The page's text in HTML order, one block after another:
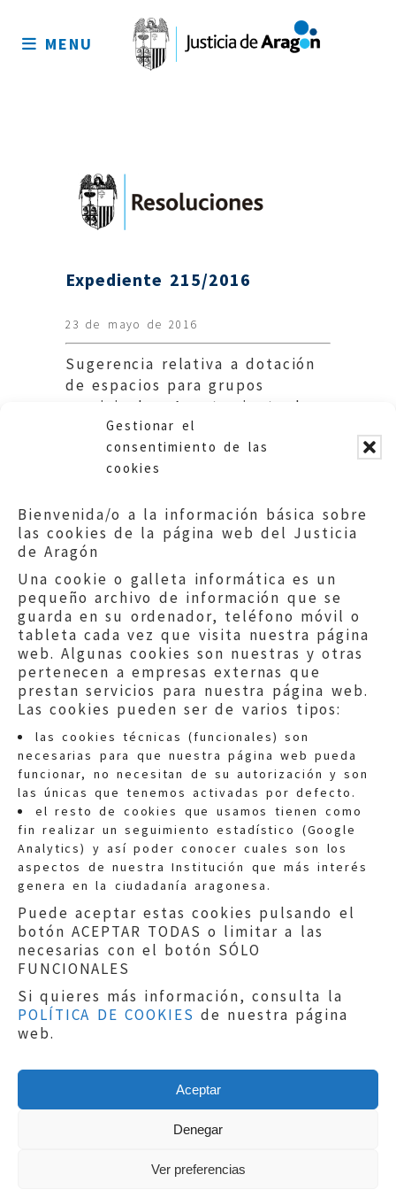
Gestionar el
consentimiento de las
cookies
Bienvenida/o a la información básica sobre
las cookies de la página web del Justicia
de Aragón
Una cookie o galleta informática es un
pequeño archivo de información que se
guarda en su ordenador, teléfono móvil o
tableta cada vez que visita nuestra página
web. Algunas cookies son nuestras y otras
pertenecen a empresas externas que
prestan servicios para nuestra página web.
Las cookies pueden ser de varios tipos:
las cookies técnicas (funcionales) son
necesarias para que nuestra página web pueda
funcionar, no necesitan de su autorización y son
las únicas que tenemos activadas por defecto.
el resto de cookies que usamos tienen como
fin realizar un seguimiento estadístico (Google
Analytics) y así poder conocer cuales son los
aspectos de nuestra Institución que más interés
genera en la ciudadanía aragonesa.
Puede aceptar estas cookies pulsando el
botón ACEPTAR TODAS o limitar a las
necesarias con el botón SÓLO
FUNCIONALES
Si quieres más información, consulta la
POLÍTICA DE COOKIES de nuestra página
web.
Aceptar
Denegar
Ver preferencias
sitio
MENU
Expediente 215/2016
23 de mayo de 2016
Sugerencia relativa a dotación
de espacios para grupos
municipales. Ayuntamiento de
Illueca.
Quejas:quejas@eljusticiadearagon.es
Información general:
informacion@eljusticiadearagon.es
Teléfonos:900 210 210/
Aviso legal|Política de privacidad|
Protección de Datos
Política de cookies
Copyright © 2019El Justicia de Aragón|
Sephor Consulting